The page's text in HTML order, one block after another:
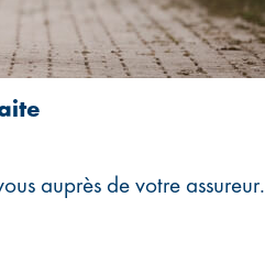
auprès de votre assureur.